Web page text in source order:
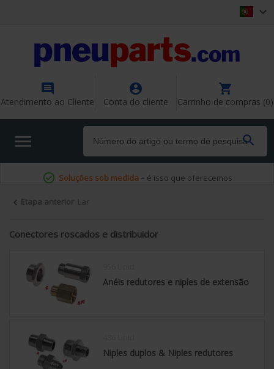


Atendimento ao Cliente

Conta do cliente

Carrinho de compras (0)
 
Soluções sob medida– é isso que oferecemos
 Etapa anterior Lar
Conectores roscados e distribuidor
Anéis redutores e niples de extensão
Niples duplos & Niples redutores